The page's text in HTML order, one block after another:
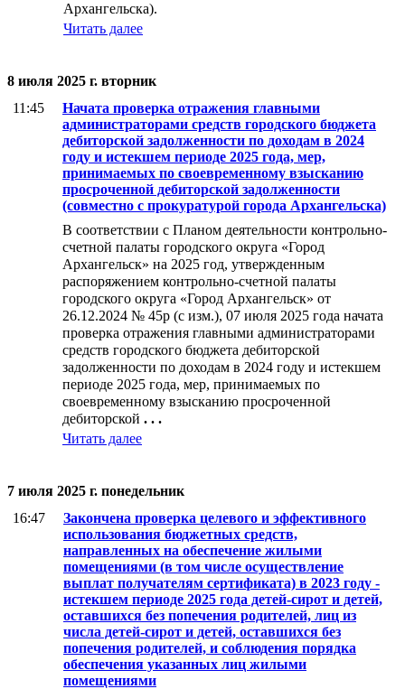
Архангельска).
Читать далее
8 июля 2025 г. вторник
11:45
Начата проверка отражения главными
администраторами средств городского бюджета
дебиторской задолженности по доходам в 2024
году и истекшем периоде 2025 года, мер,
принимаемых по своевременному взысканию
просроченной дебиторской задолженности
(совместно с прокуратурой города Архангельска)
В соответствии с Планом деятельности контрольно-
счетной палаты городского округа «Город
Архангельск» на 2025 год, утвержденным
распоряжением контрольно-счетной палаты
городского округа «Город Архангельск» от
26.12.2024 № 45р (с изм.), 07 июля 2025 года начата
проверка отражения главными администраторами
средств городского бюджета дебиторской
задолженности по доходам в 2024 году и истекшем
периоде 2025 года, мер, принимаемых по
своевременному взысканию просроченной
дебиторской . . .
Читать далее
7 июля 2025 г. понедельник
16:47
Закончена проверка целевого и эффективного
использования бюджетных средств,
направленных на обеспечение жилыми
помещениями (в том числе осуществление
выплат получателям сертификата) в 2023 году -
истекшем периоде 2025 года детей-сирот и детей,
оставшихся без попечения родителей, лиц из
числа детей-сирот и детей, оставшихся без
попечения родителей, и соблюдения порядка
обеспечения указанных лиц жилыми
помещениями